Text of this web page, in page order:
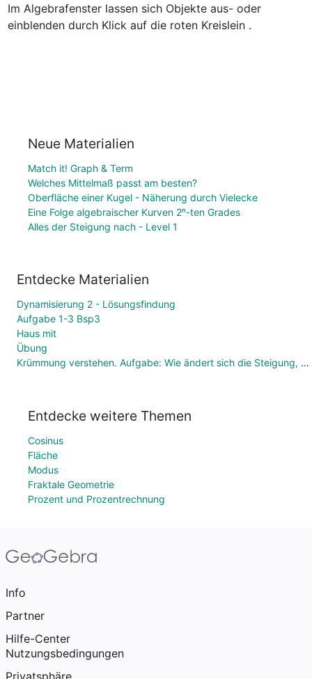
Im Algebrafenster lassen sich Objekte aus- oder
einblenden durch Klick auf die roten Kreislein .
Neue Materialien
Match it! Graph & Term
Welches Mittelmaß passt am besten?
Oberfläche einer Kugel - Näherung durch Vielecke
Eine Folge algebraischer Kurven 2ⁿ-ten Grades
Alles der Steigung nach - Level 1
Entdecke Materialien
Dynamisierung 2 - Lösungsfindung
Aufgabe 1-3 Bsp3
Haus mit
Übung
Krümmung verstehen. Aufgabe: Wie ändert sich die Steigung, wenn eine Links- bzw. Rechtskurve stattfindet? Was bedeutet dies nun für die zweite Ableitung einer Funktion? Notiere im Heft!
Entdecke weitere Themen
Cosinus
Fläche
Modus
Fraktale Geometrie
Prozent und Prozentrechnung
Info
Partner
Hilfe-Center
Nutzungsbedingungen
Privatsphäre